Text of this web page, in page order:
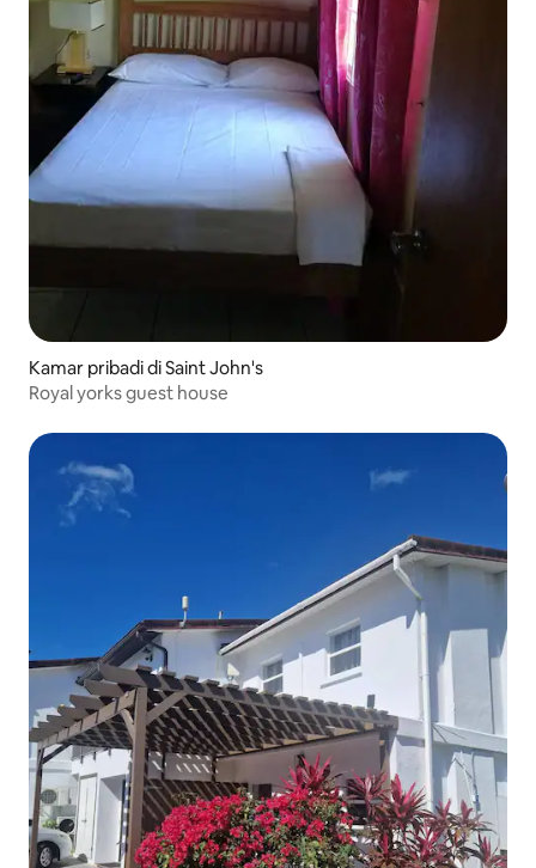
Kamar pribadi di Saint John's
Royal yorks guest house